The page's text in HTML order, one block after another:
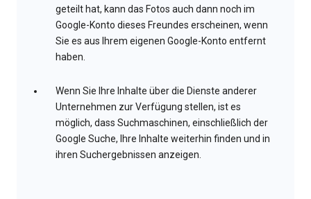
geteilt hat, kann das Fotos auch dann noch im
Google-Konto dieses Freundes erscheinen, wenn
Sie es aus Ihrem eigenen Google-Konto entfernt
haben.
Wenn Sie Ihre Inhalte über die Dienste anderer
Unternehmen zur Verfügung stellen, ist es
möglich, dass Suchmaschinen, einschließlich der
Google Suche, Ihre Inhalte weiterhin finden und in
ihren Suchergebnissen anzeigen.